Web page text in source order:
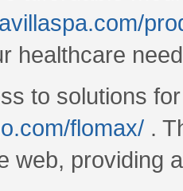
healthcare
to solutions
flomax/ .
web, providing